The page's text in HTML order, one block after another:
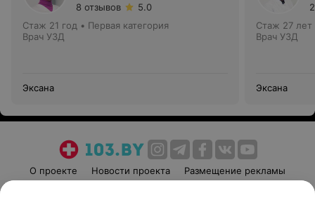
8 отзывов
5.0
Стаж 21 год • Первая категория
Врач УЗД
Эксана
Стаж 27 лет
Врач УЗД
Эксана
О проекте Новости проекта
Размещение рекламы